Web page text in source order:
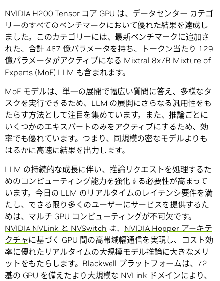
NVIDIA H200 Tensor コア GPU は、データセンター カテゴ
リーのすべてのベンチマークにおいて優れた結果を達成し
ました。このカテゴリーには、最新ベンチマークに追加さ
れた、合計 467 億パラメータを持ち、トークン当たり 129
億パラメータがアクティブになる Mixtral 8x7B Mixture of
Experts (MoE) LLM も含まれます。
MoE モデルは、単一の展開で幅広い質問に答え、多様なタ
スクを実行できるため、LLM の展開にさらなる汎用性をも
たらす方法として注目を集めています。また、推論ごとに
いくつかのエキスパートのみをアクティブにするため、効
率でも優れています。つまり、同規模の密なモデルよりも
はるかに高速に結果を出力します。
LLM の持続的な成長に伴い、推論リクエストを処理するた
めのコンピューティング能力を強化する必要性が高まって
います。今日の LLM のリアルタイムのレイテンシ要件を満
たし、できる限り多くのユーザーにサービスを提供するた
めは、マルチ GPU コンピューティングが不可欠です。
NVIDIA NVLink と NVSwitch は、 NVIDIA Hopper アーキテ
クチャ に基づく GPU 間の高帯域幅通信を実現し、コスト効
率に優れたリアルタイムの大規模モデル推論に大きなメリ
ットをもたらします。Blackwell プラットフォームは、72
基の GPU を備えたより大規模な NVLink ドメインにより、